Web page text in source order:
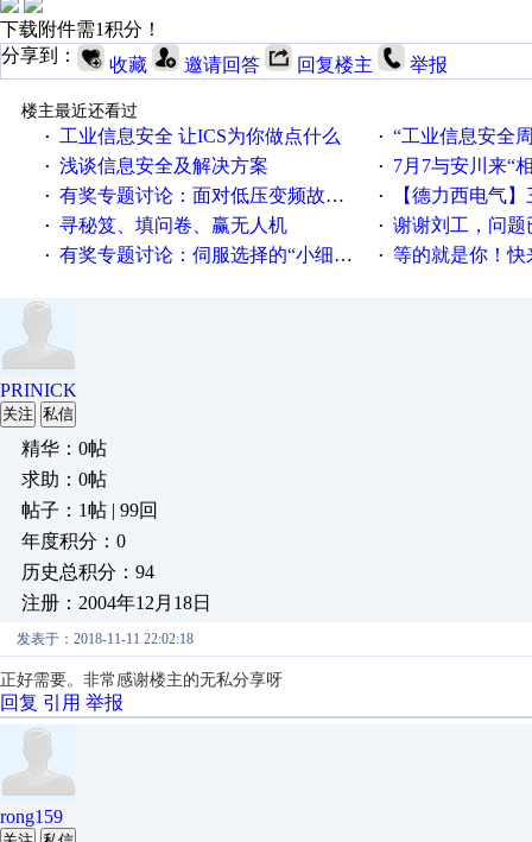
下载附件需1积分！
分享到：
收藏 邀请回答 回复楼主 举报
楼主最近还看过
·
工业信息安全 让ICS为你做点什么 · “工业信息安全周之我见”
· 浅谈信息安全及解决方案 · 7月7与安川来“
· 有奖专题讨论：面对低压变频故障，老手是这样解决的！ · 【德力西电气】三
· 寻秘笈、填问卷、赢无人机 · 谢谢刘工，问题
· 有奖专题讨论：伺服选择的“小细节大学问”奖励公告 · 等的就是你！快来
PRINICK
关注 私信
精华：0帖
求助：0帖
帖子：1帖 | 99回
年度积分：0
历史总积分：94
注册：2004年12月18日
发表于：2018-11-11 22:02:18
正好需要。非常感谢楼主的无私分享呀
回复 引用 举报
rong159